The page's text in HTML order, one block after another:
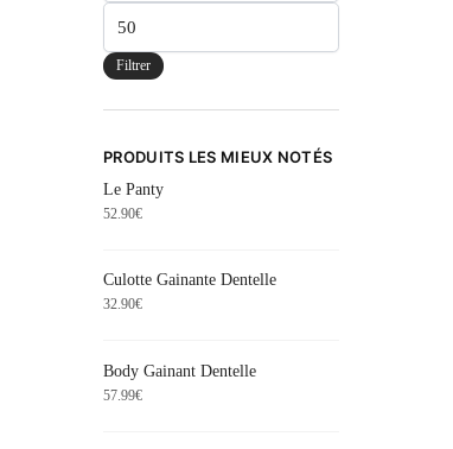
Filtrer
PRODUITS LES MIEUX NOTÉS
Le Panty
52.90€
Culotte Gainante Dentelle
32.90€
Body Gainant Dentelle
57.99€